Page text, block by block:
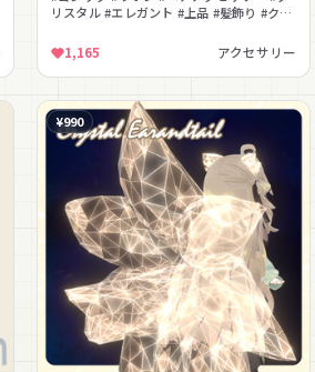
リスタル #エレガント #上品 #髪飾り #クラ
1,165
アクセサリー
¥990